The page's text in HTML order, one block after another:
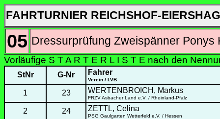
FAHRTURNIER REICHSHOF-
05 Dressurprüfung Zweispänner Ponys
Vorläufige S T A R T E R L I S T E nach den
StNr G-Nr Fahrer
Verein / LVB
1 23 WERTENBROICH, Markus
FRZV Asbacher Land e.V. / Rheinland-Pfalz
2 24 ZETTL, Celina
PSG Gaulgarten Wetterfeld e.V. / Hessen